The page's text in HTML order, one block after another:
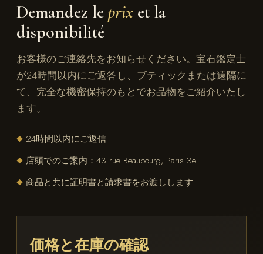
Demandez leprix et la
disponibilité
お客様のご連絡先をお知らせください。宝石鑑定士
が24時間以内にご返答し、ブティックまたは遠隔に
て、完全な機密保持のもとでお品物をご紹介いたし
ます。
◆ 24時間以内にご返信
◆ 店頭でのご案内：43 rue Beaubourg, Paris 3e
◆ 商品と共に証明書と請求書をお渡しします
価格と在庫の確認